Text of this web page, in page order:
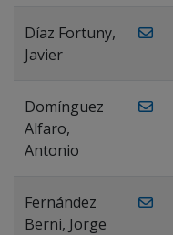
Díaz Fortuny,
Javier
Domínguez
Alfaro,
Antonio
Fernández
Berni, Jorge